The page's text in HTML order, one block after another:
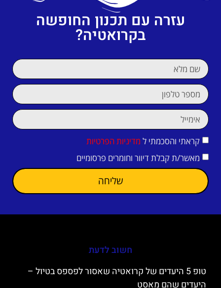
עזרה עם תכנון החופשה
בקרואטיה?
קראתי והסכמתי ל מדיניות הפרטיות
מאשר/ת קבלת דיוור וחומרים פרסומיים
שליחה
חשוב לדעת
טופ 5 היעדים של קרואטיה שאסור לפספס בטיול –
היעדים שהם מאסט